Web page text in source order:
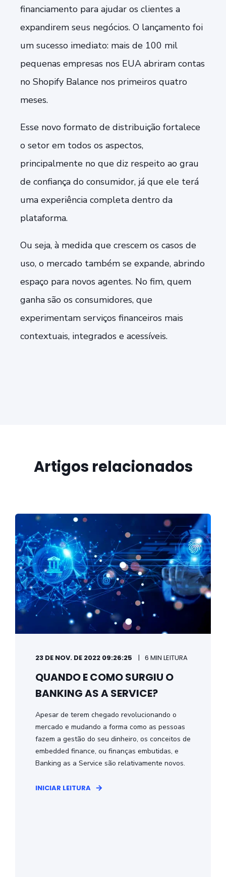
financiamento para ajudar os clientes a
expandirem seus negócios. O lançamento foi
um sucesso imediato: mais de 100 mil
pequenas empresas nos EUA abriram contas
no Shopify Balance nos primeiros quatro
meses.
Esse novo formato de distribuição fortalece
o setor em todos os aspectos,
principalmente no que diz respeito ao grau
de confiança do consumidor, já que ele terá
uma experiência completa dentro da
plataforma.
Ou seja, à medida que crescem os casos de
uso, o mercado também se expande, abrindo
espaço para novos agentes. No fim, quem
ganha são os consumidores, que
experimentam serviços financeiros mais
contextuais, integrados e acessíveis.
Artigos relacionados
23 DE NOV. DE 2022 09:26:25 6 MIN LEITURA
QUANDO E COMO SURGIU O
BANKING AS A SERVICE?
Apesar de terem chegado revolucionando o
mercado e mudando a forma como as pessoas
fazem a gestão do seu dinheiro, os conceitos de
embedded finance, ou finanças embutidas, e
Banking as a Service são relativamente novos.
INICIAR LEITURA